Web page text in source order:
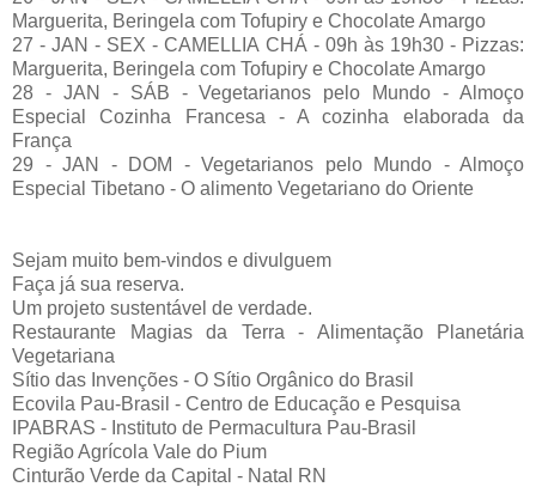
Marguerita, Beringela com Tofupiry e Chocolate Amargo
27 - JAN - SEX - CAMELLIA CHÁ - 09h às 19h30 - Pizzas:
Marguerita, Beringela com Tofupiry e Chocolate Amargo
28 - JAN - SÁB - Vegetarianos pelo Mundo - Almoço
Especial Cozinha Francesa - A cozinha elaborada da
França
29 - JAN - DOM - Vegetarianos pelo Mundo - Almoço
Especial Tibetano - O alimento Vegetariano do Oriente
Sejam muito bem-vindos e divulguem
Faça já sua reserva.
Um projeto sustentável de verdade.
Restaurante Magias da Terra - Alimentação Planetária
Vegetariana
Sítio das Invenções - O Sítio Orgânico do Brasil
Ecovila Pau-Brasil - Centro de Educação e Pesquisa
IPABRAS - Instituto de Permacultura Pau-Brasil
Região Agrícola Vale do Pium
Cinturão Verde da Capital - Natal RN